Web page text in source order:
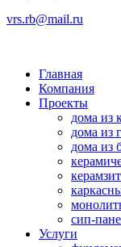
vrs.rb@mail.ru
Главная
Компания
Проекты
дома из
дома из
дома из
сип-
Услуги